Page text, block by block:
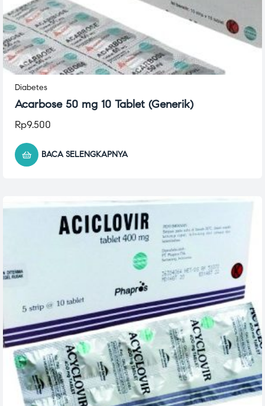
Diabetes
Acarbose 50 mg 10 Tablet (Generik)
Rp9.500
BACA SELENGKAPNYA